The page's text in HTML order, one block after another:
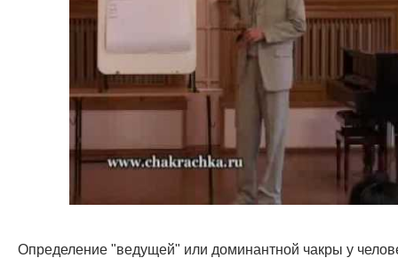
Определение "ведущей" или доминантной чакры у